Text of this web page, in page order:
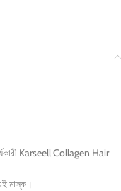
Karseell Collagen Hair
মাস্ক।